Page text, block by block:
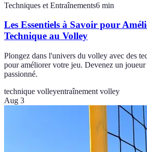
Techniques et Entraînements6 min
Les Essentiels à Savoir pour
Technique au Volley
Plongez dans l'univers du volley avec des
pour améliorer votre jeu. Devenez un
passionné.
technique volleyentraînement volley
Aug 3